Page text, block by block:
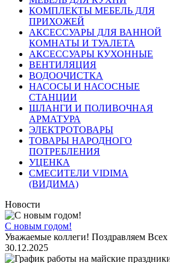
КОМПЛЕКТЫ МЕБЕЛЬ ДЛЯ
ПРИХОЖЕЙ
АКСЕССУАРЫ ДЛЯ ВАННОЙ
КОМНАТЫ И ТУАЛЕТА
АКСЕССУАРЫ КУХОННЫЕ
ВЕНТИЛЯЦИЯ
ВОДООЧИСТКА
НАСОСЫ И НАСОСНЫЕ
СТАНЦИИ
ШЛАНГИ И ПОЛИВОЧНАЯ
АРМАТУРА
ЭЛЕКТРОТОВАРЫ
ТОВАРЫ НАРОДНОГО
ПОТРЕБЛЕНИЯ
УЦЕНКА
СМЕСИТЕЛИ VIDIMA
(ВИДИМА)
Новости
С новым годом!
Уважаемые коллеги! Поздравляем
30.12.2025